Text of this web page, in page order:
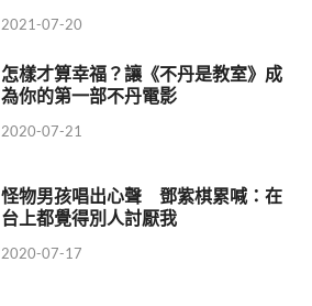
2021-07-20
怎樣才算幸福？讓《不丹是教室》成
為你的第一部不丹電影
2020-07-21
怪物男孩唱出心聲 鄧紫棋累喊：在
台上都覺得別人討厭我
2020-07-17